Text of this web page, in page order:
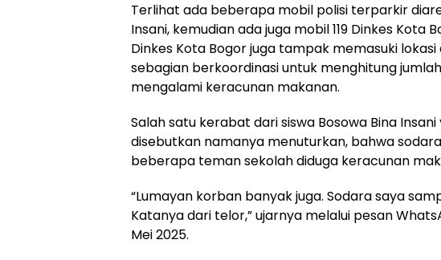
Terlihat ada beberapa mobil polisi terparkir
Insani, kemudian ada juga mobil 119 Dinkes Kota
Dinkes Kota Bogor juga tampak memasuki lokasi
sebagian berkoordinasi untuk menghitung
mengalami keracunan makanan.
Salah satu kerabat dari siswa Bosowa Bina
disebutkan namanya menuturkan, bahwa
beberapa teman sekolah diduga keracunan
“Lumayan korban banyak juga. Sodara saya
Katanya dari telor,” ujarnya melalui pesan
Mei 2025.